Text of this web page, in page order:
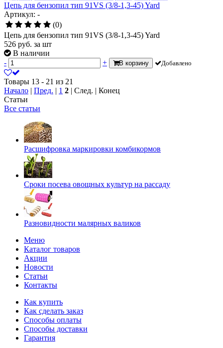
Цепь для бензопил тип 91VS (3/8-1,3-45) Yard
Артикул: -
(0)
Цепь для бензопил тип 91VS (3/8-1,3-45) Yard
526 руб. за шт
В наличии
-
+ В корзину Добавлено
Товары 13 - 21 из 21
Начало | Пред. | 1 2 | След. | Конец
Статьи
Все статьи
Расшифровка маркировки комбикормов
Сроки посева овощных культур на рассаду
Разновидности малярных валиков
Меню
Каталог товаров
Акции
Новости
Статьи
Контакты
Как купить
Как сделать заказ
Способы оплаты
Способы доставки
Гарантия